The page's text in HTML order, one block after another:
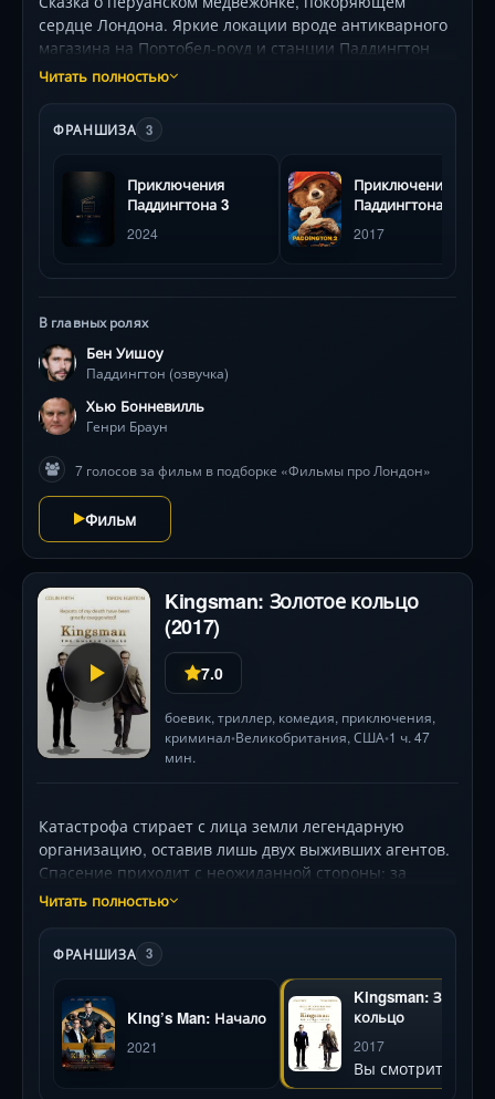
сердце Лондона. Яркие локации вроде антикварного
магазина на Портобел-роуд и станции Паддингтон
превращают город в уютный калейдоскоп. Фильм
толерантность: даже злодейка Николь Кидман в итоге
проигрывает чаю с мармеладом. Оператор Эрик
«домашность» мегаполиса.
Читать полностью
ФРАНШИЗА 3
Приключения
Паддингтона 3
2024
Приключения
Паддингтона 2
2017
В главных ролях
Бен Уишоу
Паддингтон (озвучка)
Хью Бонневилль
Генри Браун
7 голосов за фильм в подборке «Фильмы про Лондон»
Фильм
Kingsman: Золотое кольцо
(2017)
7.0
боевик, триллер, комедия, приключения,
криминал•Великобритания, США•1 ч. 47
мин.
Катастрофа стирает с лица земли легендарную
организацию, оставив лишь двух выживших агентов.
Спасение приходит с неожиданной стороны: за
океаном обнаруживается «кузен»-спецслужба
вместо коньяка. Вместе им предстоит раскрыть
заговор «Золотого кольца» во главе с обаятельной, но
смертоносной злодейкой, устроившей ловушку для
всего человечества. Динамичные перестрелки в
альпийских горах, виртуозные бои в стиле вестерн и
технологичные гаджеты — всё это ждет зрителей в
эпической схватке джентльменов и ковбоев. Тэрон
Читать полностью
ФРАНШИЗА 3
King’s Man: Начало
2021
Kingsman: Золотое
кольцо
2017
Вы смотрите